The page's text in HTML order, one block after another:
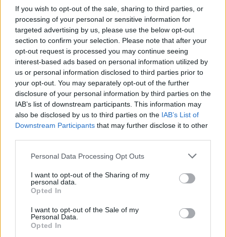
If you wish to opt-out of the sale, sharing to third parties, or
processing of your personal or sensitive information for
targeted advertising by us, please use the below opt-out
section to confirm your selection. Please note that after your
opt-out request is processed you may continue seeing
interest-based ads based on personal information utilized by
us or personal information disclosed to third parties prior to
your opt-out. You may separately opt-out of the further
disclosure of your personal information by third parties on the
IAB’s list of downstream participants. This information may
also be disclosed by us to third parties on the IAB’s List of
Downstream Participants that may further disclose it to other
Personal Data Processing Opt Outs
I want to opt-out of the Sharing of my
personal data.
Opted In
I want to opt-out of the Sale of my
Personal Data.
Opted In